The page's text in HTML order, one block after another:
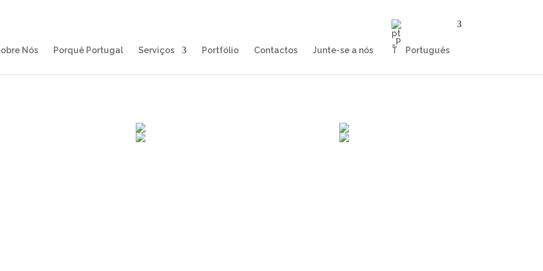
Nós Porquê Portugal Serviços Portfólio Contactos Junte-se a nós Português